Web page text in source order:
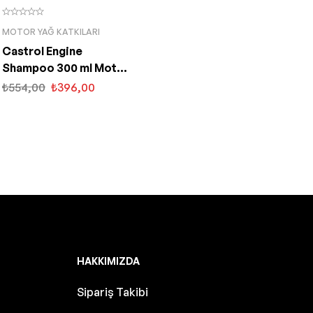
MOTOR YAĞ KATKILARI
Castrol Engine
Shampoo 300 ml Motor
İç Temizleyici
₺554,00 ₺396,00
HAKKIMIZDA
Sipariş Takibi